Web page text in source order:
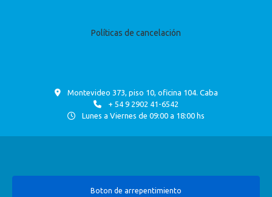
Políticas de cancelación
Montevideo 373, piso 10, oficina 104. Caba
+ 54 9 2902 41-6542
Lunes a Viernes de 09:00 a 18:00 hs
Boton de arrepentimiento